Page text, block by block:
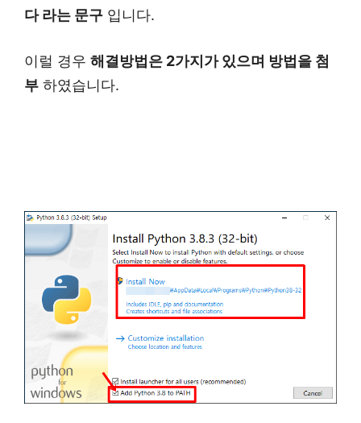
다 라는 문구 입니다.
이럴 경우 해결방법은 2가지가 있으며 방법을 첨
부 하였습니다.